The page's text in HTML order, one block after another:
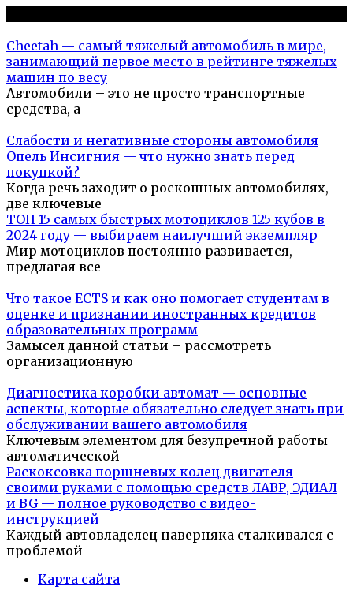
Cheetah — самый тяжелый автомобиль в мире,
занимающий первое место в рейтинге тяжелых
машин по весу
Автомобили – это не просто транспортные
средства, а
Слабости и негативные стороны автомобиля
Опель Инсигния — что нужно знать перед
покупкой?
Когда речь заходит о роскошных автомобилях,
две ключевые
ТОП 15 самых быстрых мотоциклов 125 кубов в
2024 году — выбираем наилучший экземпляр
Мир мотоциклов постоянно развивается,
предлагая все
Что такое ECTS и как оно помогает студентам в
оценке и признании иностранных кредитов
образовательных программ
Замысел данной статьи – рассмотреть
организационную
Диагностика коробки автомат — основные
аспекты, которые обязательно следует знать при
обслуживании вашего автомобиля
Ключевым элементом для безупречной работы
автоматической
Раскоксовка поршневых колец двигателя
своими руками с помощью средств ЛАВР, ЭДИАЛ
и BG — полное руководство с видео-
инструкцией
Каждый автовладелец наверняка сталкивался с
проблемой
Карта сайта